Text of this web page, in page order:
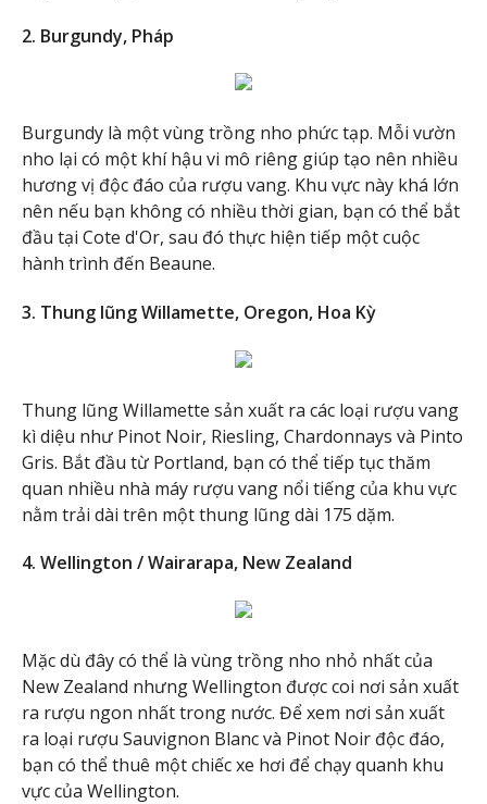
2. Burgundy, Pháp
Burgundy là một vùng trồng nho phức tạp. Mỗi vườn
nho lại có một khí hậu vi mô riêng giúp tạo nên nhiều
hương vị độc đáo của rượu vang. Khu vực này khá lớn
nên nếu bạn không có nhiều thời gian, bạn có thể bắt
đầu tại Cote d'Or, sau đó thực hiện tiếp một cuộc
hành trình đến Beaune.
3. Thung lũng Willamette, Oregon, Hoa Kỳ
Thung lũng Willamette sản xuất ra các loại rượu vang
kì diệu như Pinot Noir, Riesling, Chardonnays và Pinto
Gris. Bắt đầu từ Portland, bạn có thể tiếp tục thăm
quan nhiều nhà máy rượu vang nổi tiếng của khu vực
nằm trải dài trên một thung lũng dài 175 dặm.
4. Wellington / Wairarapa, New Zealand
Mặc dù đây có thể là vùng trồng nho nhỏ nhất của
New Zealand nhưng Wellington được coi nơi sản xuất
ra rượu ngon nhất trong nước. Để xem nơi sản xuất
ra loại rượu Sauvignon Blanc và Pinot Noir độc đáo,
bạn có thể thuê một chiếc xe hơi để chạy quanh khu
vực của Wellington.